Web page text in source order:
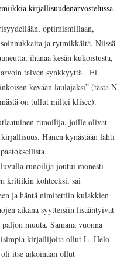
kirjallisuudenarvostelussa.
optimismillaan,
ja rytmikkäitä. Niissä
ihanaa kesän kukoistusta,
talven synkkyyttä. Ei
kevään laulajaksi” (tästä N.
on tullut miltei klisee).
runoilija, joille olivat
Hänen kynästään lähti
runoilija joutui monesti
kritiikin kohteeksi, sai
ja häntä nimitettiin kulakkien
aikana syytteisiin lisääntyivät
muuta. Samana vuonna
kirjailijoita ollut L. Helo
itse aikoinaan ollut